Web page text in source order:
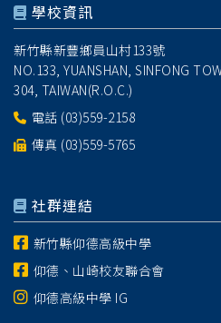
學校資訊
新竹縣新豐鄉員山村133號
NO.133, YUANSHAN, SINFONG
304, TAIWAN(R.O.C.)
電話 (03)559-2158
傳真 (03)559-5765
社群連結
新竹縣仰德高級中學
仰德、山崎校友聯合會
仰德高級中學 IG